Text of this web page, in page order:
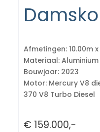
Afmetingen: 10.00m
Materiaal: Aluminium
Bouwjaar: 2023
Motor: Mercury V8
370 V8 Turbo Diesel
€ 159.000,-